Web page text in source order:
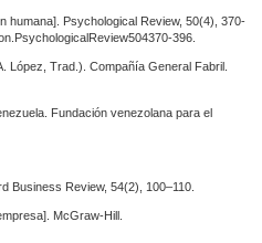
humana]. Psychological Review, 50(4), 370-
396.
López, Trad.). Compañía General Fabril.
Fundación venezolana para el
Business Review, 54(2), 100–110.
McGraw-Hill.